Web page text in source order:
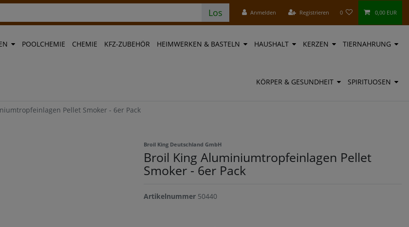
Los Anmelden Registrieren 0 0,00 EUR
POOLCHEMIE CHEMIE KFZ-ZUBEHÖR HEIMWERKEN & BASTELN HAUSHALT KERZEN TIERNAHRUNG
KÖRPER & GESUNDHEIT SPIRITUOSEN
Pellet Smoker - 6er Pack
Broil King Deutschland GmbH
Broil King Aluminiumtropfeinlagen Pellet
Smoker - 6er Pack
Artikelnummer 50440